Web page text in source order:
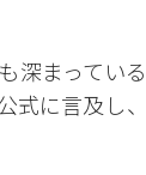
深まってい
式に言及し